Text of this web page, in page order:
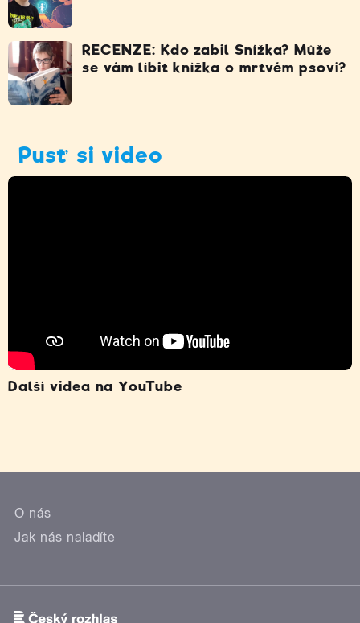
RECENZE: Kdo zabil Snížka? Může
se vám líbit knížka o mrtvém psovi?
Pusť si video
Další videa na YouTube
O nás
Jak nás naladíte